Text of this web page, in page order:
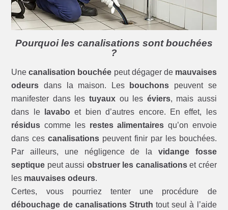
Pourquoi les canalisations sont bouchées
?
Unecanalisation bouchée peut dégager de mauvaises
odeurs dans la maison. Les bouchons peuvent se
manifester dans les tuyauxou les éviers, mais aussi
dans le
lavabo et bien d’autres encore. En effet, les
résidus comme les restes alimentaires qu’on envoie
dans cescanalisations peuvent finir par les bouchées.
Par ailleurs, une négligence de la vidange fosse
septique peut aussi obstruer les canalisationset créer
les mauvaises odeurs.
Certes, vous pourriez tenter une procédure de
débouchage de canalisations Struth tout seul à l’aide